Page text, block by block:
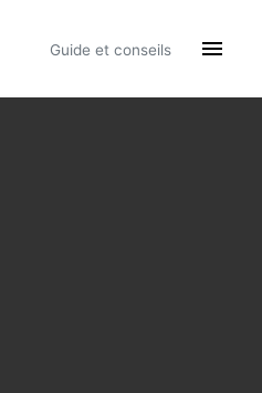
Guide et conseils 